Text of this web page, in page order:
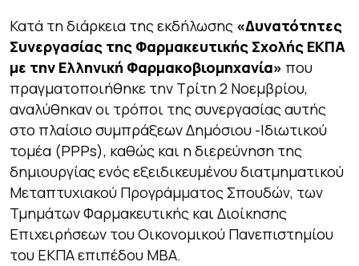
Κατά τη διάρκεια της εκδήλωσης «Δυνατότητες
Συνεργασίας της Φαρμακευτικής Σχολής ΕΚΠΑ
με την Ελληνική Φαρμακοβιομηχανία» που
πραγματοποιήθηκε την Τρίτη 2 Νοεμβρίου,
αναλύθηκαν οι τρόποι της συνεργασίας αυτής
στο πλαίσιο συμπράξεων Δημόσιου -Ιδιωτικού
τομέα (PPPs), καθώς και η διερεύνηση της
δημιουργίας ενός εξειδικευμένου διατμηματικού
Μεταπτυχιακού Προγράμματος Σπουδών, των
Τμημάτων Φαρμακευτικής και Διοίκησης
Επιχειρήσεων του Οικονομικού Πανεπιστημίου
του ΕΚΠΑ επιπέδου MBA.